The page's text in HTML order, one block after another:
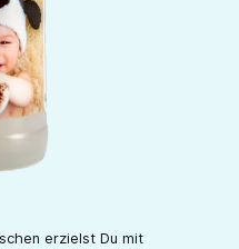
erzielst Du mit